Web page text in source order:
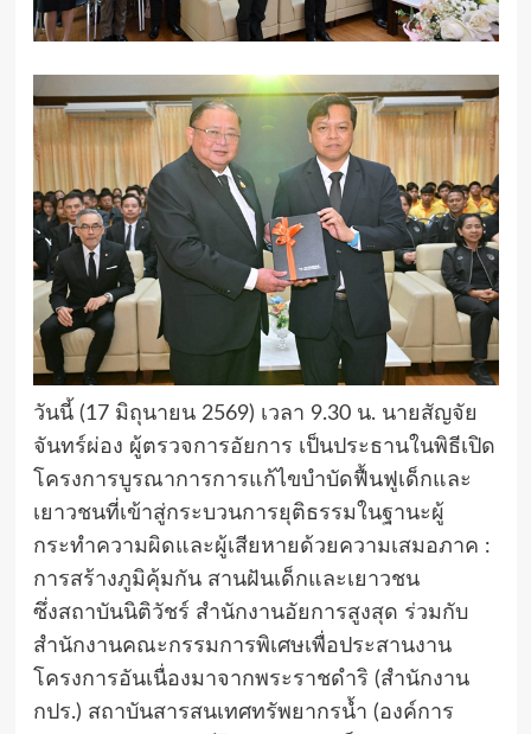
วันนี้ (17 มิถุนายน 2569) เวลา 9.30 น. นายสัญจัย
จันทร์ผ่อง ผู้ตรวจการอัยการ เป็นประธานในพิธีเปิด
โครงการบูรณาการการแก้ไขบำบัดฟื้นฟูเด็กและ
เยาวชนที่เข้าสู่กระบวนการยุติธรรมในฐานะผู้
กระทำความผิดและผู้เสียหายด้วยความเสมอภาค :
การสร้างภูมิคุ้มกัน สานฝันเด็กและเยาวชน
ซึ่งสถาบันนิติวัชร์ สำนักงานอัยการสูงสุด ร่วมกับ
สำนักงานคณะกรรมการพิเศษเพื่อประสานงาน
โครงการอันเนื่องมาจากพระราชดำริ (สำนักงาน
กปร.) สถาบันสารสนเทศทรัพยากรน้ำ (องค์การ